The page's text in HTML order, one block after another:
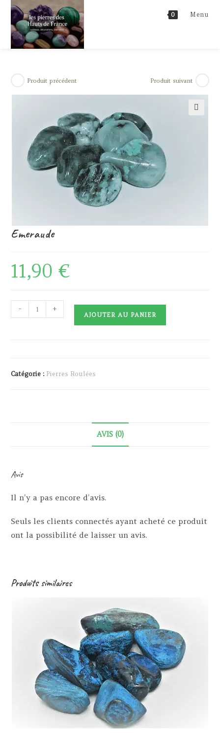
Skip
content
0 Menu
Produit précédent Produit suivant
Emeraude
11,90€
quantité
de
- +
AJOUTER AU PANIER
Catégorie : Pierres Roulées
AVIS (0)
Avis
Il n’y a pas encore d’avis.
Seuls les clients connectés ayant acheté ce produit
ont la possibilité de laisser un avis.
Produits similaires